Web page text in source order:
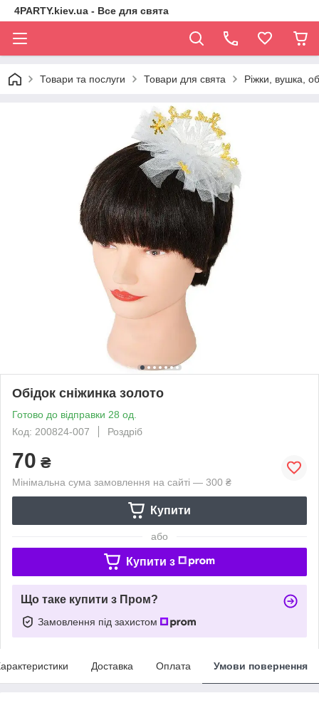
4PARTY.kiev.ua - Все для свята
Товари та послуги Товари для свята Ріжки, вушка,
Обідок сніжинка золото
Готово до відправки 28 од.
Код: 200824-007
Роздріб
70 ₴
Мінімальна сума замовлення на сайті — 300 ₴
Купити
або
Купити з
Що таке купити з Пром?
Замовлення під захистом
Доставка Оплата Умови повернення